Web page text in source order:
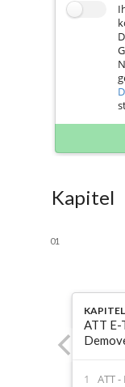
Kapitel
01
ATT E-
ATT